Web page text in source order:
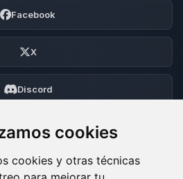
cookies
cookies y otras técnicas
Facebook
X
Discord
Foro